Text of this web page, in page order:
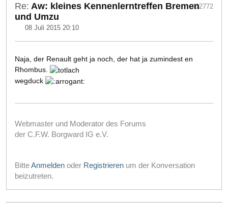
Re: Aw: kleines Kennenlerntreffen Bremen
und Umzu
08 Juli 2015 20:10
#12772
Naja, der Renault geht ja noch, der hat ja zumindest en
Rhombus.
wegduck
Webmaster und Moderator des Forums
der C.F.W. Borgward IG e.V.
BitteAnmelden oder Registrieren um der Konversation
beizutreten.